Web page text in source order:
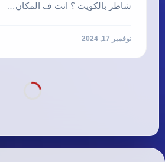
شاطر بالكويت ؟ انت ف المكان…
نوفمبر 17, 2024